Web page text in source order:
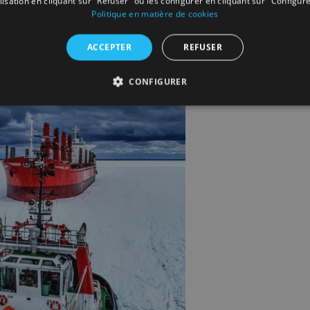
Politique en matière de cookies
ACCEPTER REFUSER
CONFIGURER